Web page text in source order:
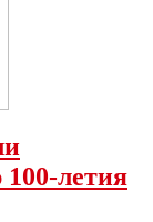
летия